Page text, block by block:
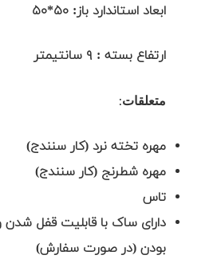
ابعاد استاندارد باز: ۵۰*۵۰
ارتفاع بسته : ۹ سانتیمتر
متعلقات:
مهره تخته نرد (کار سنندج)
مهره شطرنج (کار سنندج)
تاس
دارای ساک با قابلیت قفل شدن و
بودن (در صورت سفارش)